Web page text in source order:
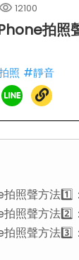
12100
拍照
照 #靜音
照聲方法1️⃣
照聲方法2️⃣
照聲方法3️⃣